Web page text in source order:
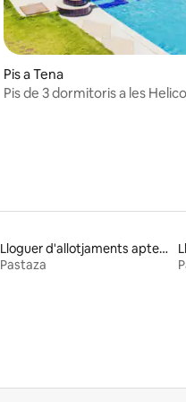
Pis a Tena
Pis de 3 dormitoris a les
Lloguer d'allotjaments aptes per a famílies
Pastaza